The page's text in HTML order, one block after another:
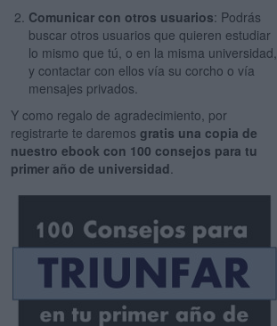
Comunicar con otros usuarios: Podrás
buscar otros usuarios que quieren estudiar
lo mismo que tú, o en la misma universidad,
y contactar con ellos vía su corcho o vía
mensajes privados.
Y como regalo de agradecimiento, por
registrarte te daremosgratis una copia de
nuestro ebook con 100 consejos para tu
primer año de universidad.